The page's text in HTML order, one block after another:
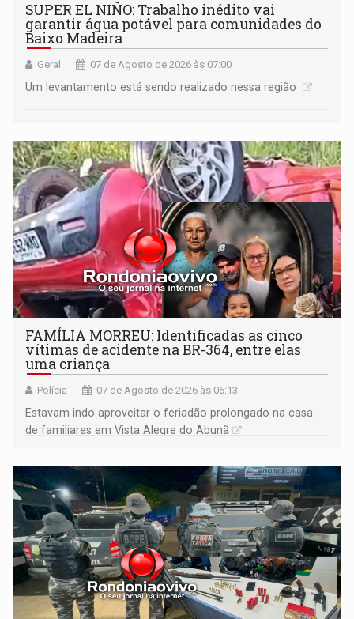
SUPER EL NIÑO: Trabalho inédito vai
garantir água potável para comunidades do
Baixo Madeira
Geral 07 de Agosto de 2026 às 07:00
Um levantamento está sendo realizado nessa região
FAMÍLIA MORREU: Identificadas as cinco
vítimas de acidente na BR-364, entre elas
uma criança
Polícia 07 de Agosto de 2026 às 06:13
Estavam indo aproveitar o feriadão prolongado na casa
de familiares em Vista Alegre do Abunã